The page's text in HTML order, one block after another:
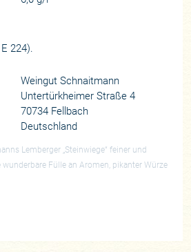
224).
Weingut Schnaitmann
Untertürkheimer Straße 4
70734 Fellbach
Deutschland
Lemberger „Steinwiege“ feiner und
wunderbare Fülle an Aromen, pikanter Würze